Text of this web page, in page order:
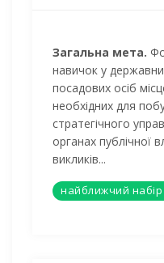
Загальна мета.
навичок у
посадових осіб
необхідних для
стратегічного
органах публічної
викликів...
найближчий набір